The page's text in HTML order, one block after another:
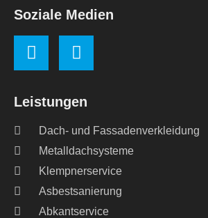
Leistungen
Dach- und Fassadenverkleidung
Metalldachsysteme
Klempnerservice
Asbestsanierung
Abkantservice
Soziale Medien